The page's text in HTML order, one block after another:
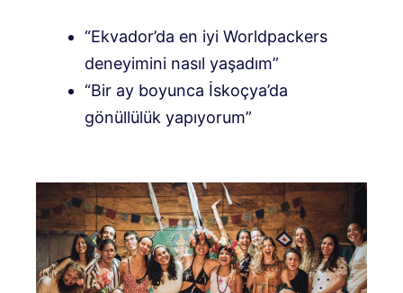
“Ekvador’da en iyi Worldpackers
deneyimini nasıl yaşadım”
“Bir ay boyunca İskoçya’da
gönüllülük yapıyorum”